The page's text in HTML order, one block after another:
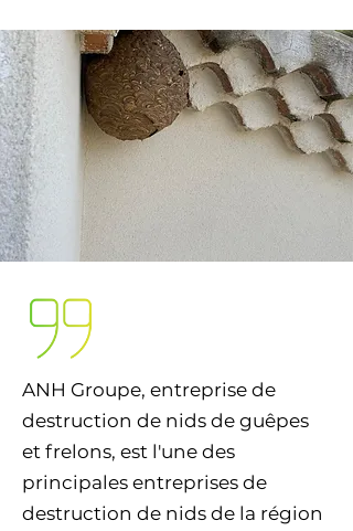
ANH Groupe, entreprise de
destruction de nids de guêpes
et frelons, est l'une des
principales entreprises de
destruction de nids de la région